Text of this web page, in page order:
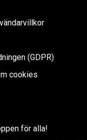
(GDPR)
cookies
för alla!